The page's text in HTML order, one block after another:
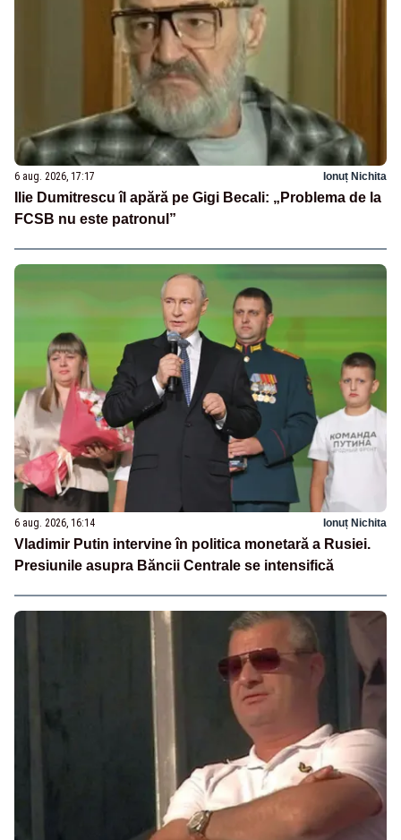
6 aug. 2026, 17:17 Ionuț Nichita
Ilie Dumitrescu îl apără pe Gigi Becali: „Problema de la
FCSB nu este patronul”
6 aug. 2026, 16:14 Ionuț Nichita
Vladimir Putin intervine în politica monetară a Rusiei.
Presiunile asupra Băncii Centrale se intensifică